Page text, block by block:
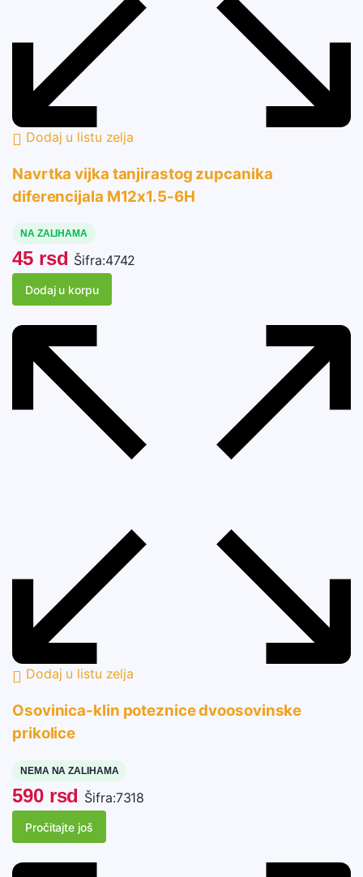
Dodaj u listu zelja
Navrtka vijka tanjirastog zupcanika
diferencijala M12x1.5-6H
NA ZALIHAMA
45 rsd Šifra:4742
Dodaj u korpu
Dodaj u listu zelja
Osovinica-klin poteznice dvoosovinske
prikolice
NEMA NA ZALIHAMA
590 rsd Šifra:7318
Pročitajte još